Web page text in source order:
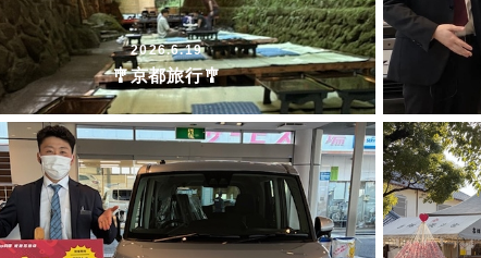
2026.6.19
🎐京都旅行🎐